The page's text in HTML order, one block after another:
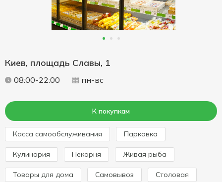
Киев, площадь Славы, 1
08:00-22:00 пн-вс
К покупкам
Касса самообслуживания Парковка
Кулинария Пекарня Живая рыба
Товары для дома Cамовывоз Столовая